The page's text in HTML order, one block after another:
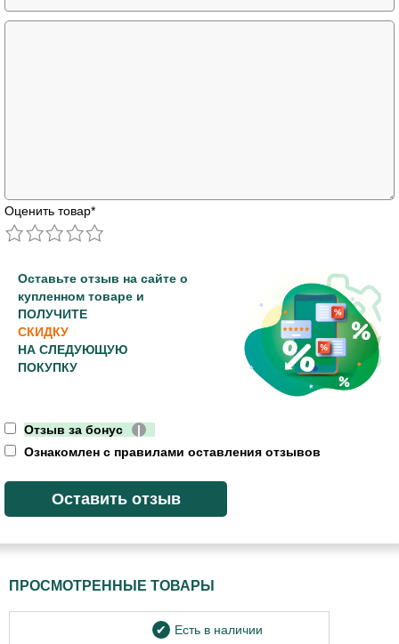
Оценить товар*
Оставьте отзыв на сайте о
купленном товаре и
ПОЛУЧИТЕ
СКИДКУ
НА СЛЕДУЮЩУЮ
ПОКУПКУ
Отзыв за бонус
|
Ознакомлен с правилами оставления отзывов
ПРОСМОТРЕННЫЕ ТОВАРЫ
Есть в наличии